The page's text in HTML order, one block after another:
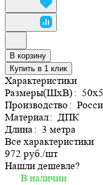
В корзину
Купить в 1 клик
Характеристики
Размеры(ШхВ):
Производство:
Материал: ДПК
Длина: 3 метра
Все характеристики
972 руб./шт
Нашли дешевле?
В наличии